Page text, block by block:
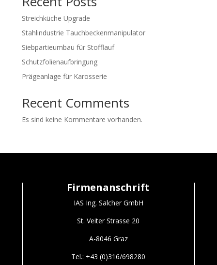
Streichküche Upgrade
Stahlindustrie Tauchbeckenmanipulator
Siebpartieumbau für Stofflauf
Schutzfolienaufbringung
Prägeanlage für Karosserie
Recent Comments
Es sind keine Kommentare vorhanden.
Firmenanschrift
IAS Ing. Salcher GmbH
St. Veiter Strasse 20
A-8046 Graz
Tel.: +43 (0)316/698280